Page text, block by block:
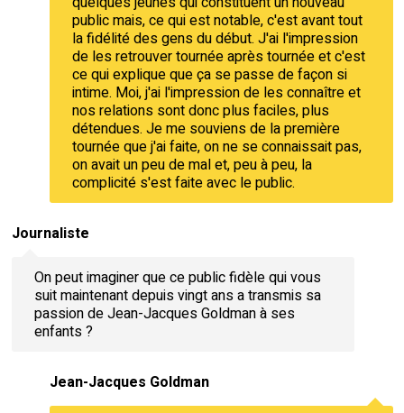
public mais, ce qui est notable, c'est avant tout
la fidélité des gens du début. J'ai l'impression
de les retrouver tournée après tournée et c'est
ce qui explique que ça se passe de façon si
intime. Moi, j'ai l'impression de les connaître et
nos relations sont donc plus faciles, plus
détendues. Je me souviens de la première
tournée que j'ai faite, on ne se connaissait pas,
on avait un peu de mal et, peu à peu, la
complicité s'est faite avec le public.
Journaliste
On peut imaginer que ce public fidèle qui vous
suit maintenant depuis vingt ans a transmis sa
passion de Jean-Jacques Goldman à ses
enfants ?
Jean-Jacques Goldman